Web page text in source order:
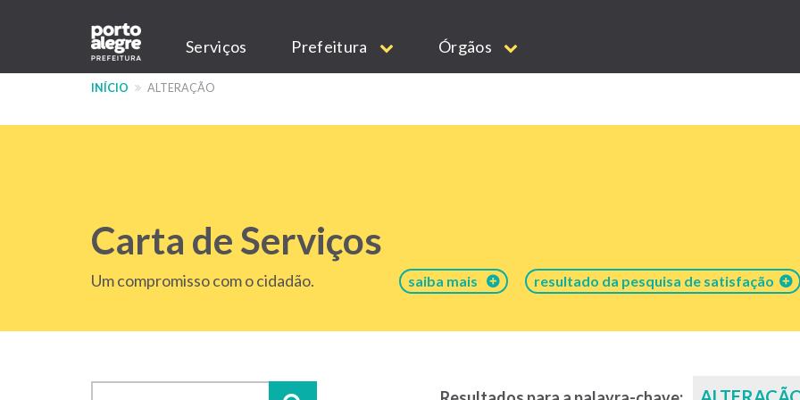
conteúdo
Main
navigation
Serviços Prefeitura Órgãos
INÍCIO ALTERAÇÃO
Carta de Serviços
Um compromisso com o cidadão. saiba mais resultado da pesquisa de satisfação